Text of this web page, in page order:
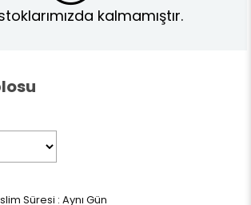
kalmamıştır.
Süresi : Aynı Gün